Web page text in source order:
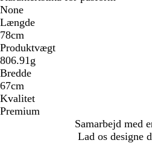
None
Længde
78cm
Produktvægt
806.91g
Bredde
67cm
Kvalitet
Premium
Samarbejd med
Lad os designe